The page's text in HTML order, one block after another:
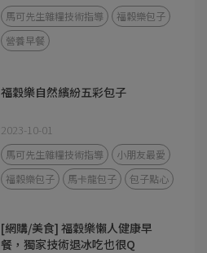
馬可先生雜糧技術指導
福穀樂包子
營養早餐
福穀樂自然繽紛五彩包子
2023-10-01
馬可先生雜糧技術指導
小朋友最愛
福穀樂包子
馬卡龍包子 包子點心
[網購/美食] 福穀樂懶人健康早
餐，獨家技術退冰吃也很Q